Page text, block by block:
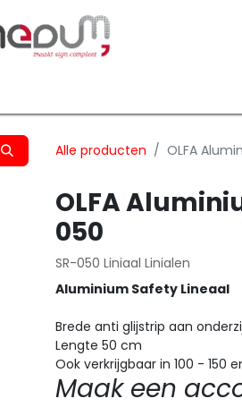
Alle producten OLFA
OLFA
050
SR-050 Liniaal Linialen
Aluminium Safety Lineaal
Brede anti glijstrip aan
Lengte 50 cm
Ook verkrijgbaar in 100 - 150
Maak een